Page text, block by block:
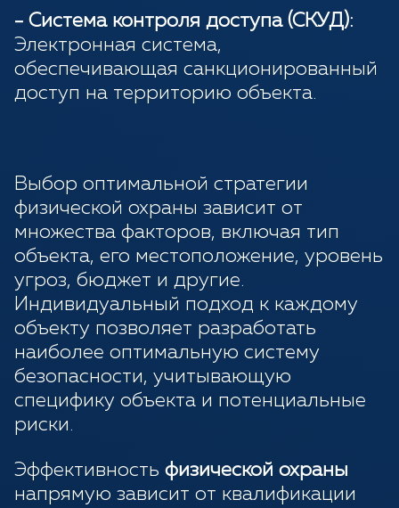
- Система контроля доступа (СКУД):
Электронная система,
обеспечивающая санкционированный
доступ на территорию объекта.
Выбор оптимальной стратегии
физической охраны зависит от
множества факторов, включая тип
объекта, его местоположение, уровень
угроз, бюджет и другие.
Индивидуальный подход к каждому
объекту позволяет разработать
наиболее оптимальную систему
безопасности, учитывающую
специфику объекта и потенциальные
риски.
Эффективность физической охраны
напрямую зависит от квалификации